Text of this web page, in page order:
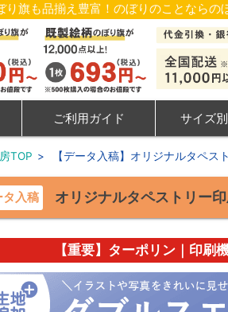
旗も品揃え豊富！のぼりのことならの
ご利用ガイド サイズ
TOP > 【データ入稿】オリジナルタペス
タ入稿 オリジナルタペストリー印
【重要】ターポリン｜印刷